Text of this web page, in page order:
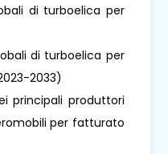
di turboelica per
di turboelica per
2033)
principali produttori
per fatturato